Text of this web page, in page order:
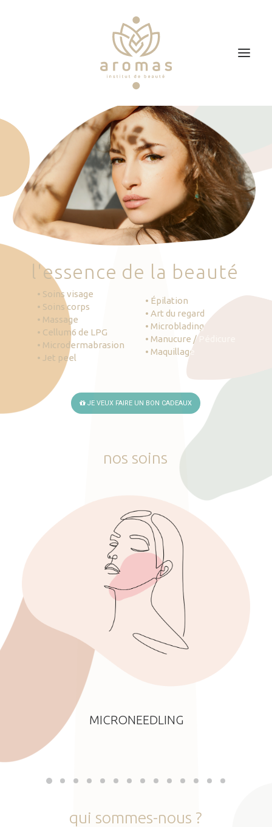
Soins
Je veux faire un bon cadeau
Plan d’accès
Prendre RDV
'essence de la beauté
• Soins visage
• Soins corps
• Massage
• Cellum6 de LPG
• Microdermabrasion
• Jet peel
• Épilation
• Art du regard
• Microblading
• Manucure / Pédicure
• Maquillage
JE VEUX FAIRE UN BON CADEAUX
nos soins
MICRONEEDLING
qui sommes-nous ?